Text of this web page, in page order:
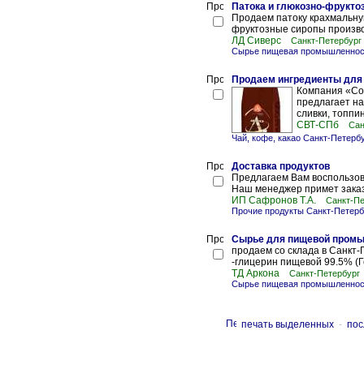
Патока и глюкозно-
Продаем патоку
фруктозные сиропы
ЛД Сиверс
Санкт-Петербург
Сырье пищевая
Продаем ингредиенты
Компания
предлагает
сливки,
СВТ-СПб
Чай, кофе, какао Санкт-
Доставка продуктов
Предлагаем Вам
Наш менеджер примет
ИП Сафронов Т.А.
Санкт-
Прочие продукты Санкт-
Сырье для пищевой
продаем со склада в
-глицерин пищевой 99.5%
ТД Аркона
Санкт-Петербург
Сырье пищевая
печать выделенных -